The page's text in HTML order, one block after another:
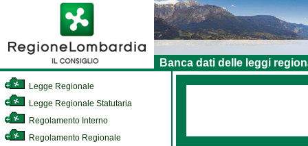
Banca dati delle leggi
Legge Regionale
Legge Regionale Statutaria
Regolamento Interno
Regolamento Regionale